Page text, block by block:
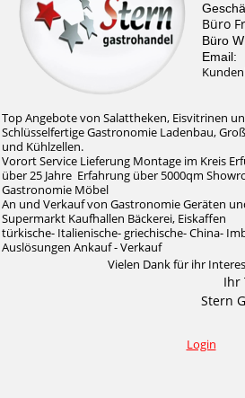
Büro
Top Angebote von Salattheken, Eisvitrinen
Schlüsselfertige Gastronomie Ladenbau,
und Kühlzellen.
Vorort Service Lieferung Montage im Kreis
über 25 Jahre Erfahrung über 5000qm
Gastronomie Möbel
An und Verkauf von Gastronomie Geräten
Supermarkt Kaufhallen Bäckerei, Eiskaffen
türkische- Italienische- griechische- China-
Auslösungen Ankauf - Verkauf
Vielen Dank für ihr
Ihr
Stern
Login